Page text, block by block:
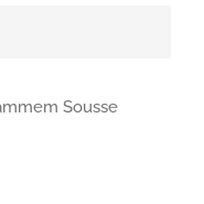
Sousse